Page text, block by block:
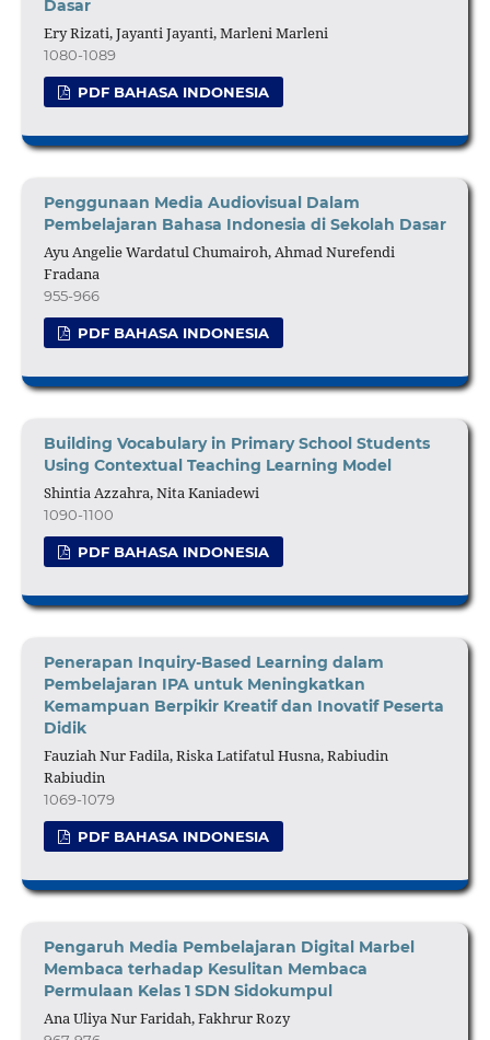
Dasar
Ery Rizati, Jayanti Jayanti, Marleni Marleni
1080-1089
PDF BAHASA INDONESIA
Penggunaan Media Audiovisual Dalam
Pembelajaran Bahasa Indonesia di Sekolah Dasar
Ayu Angelie Wardatul Chumairoh, Ahmad Nurefendi
Fradana
955-966
PDF BAHASA INDONESIA
Building Vocabulary in Primary School Students
Using Contextual Teaching Learning Model
Shintia Azzahra, Nita Kaniadewi
1090-1100
PDF BAHASA INDONESIA
Penerapan Inquiry-Based Learning dalam
Pembelajaran IPA untuk Meningkatkan
Kemampuan Berpikir Kreatif dan Inovatif Peserta
Didik
Fauziah Nur Fadila, Riska Latifatul Husna, Rabiudin
Rabiudin
1069-1079
PDF BAHASA INDONESIA
Pengaruh Media Pembelajaran Digital Marbel
Membaca terhadap Kesulitan Membaca
Permulaan Kelas 1 SDN Sidokumpul
Ana Uliya Nur Faridah, Fakhrur Rozy